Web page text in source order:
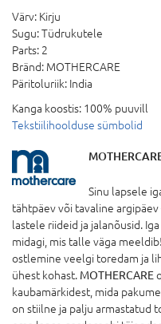
Värv: Kirju
Sugu:Tüdrukutele
Parts: 2
Bränd: MOTHERCARE
Päritoluriik: India
Kanga koostis: 100% puuvill
Tekstiilihoolduse sümbolid
Sinu lapsele
tähtpäev või tavaline
lastele riideid ja jalanõusid.
midagi, mis talle väga
ostlemine veelgi toredam ja
ühest kohast. MOTHERCARE
kaubamärkidest, mida
on stiilne ja palju armastatud